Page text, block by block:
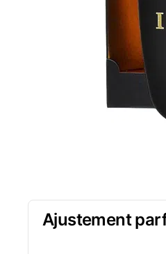
Ajustement